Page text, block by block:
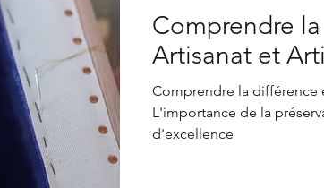
Comprendre
Artisanat et
Comprendre la différence
L'importance de la préservation
d'excellence